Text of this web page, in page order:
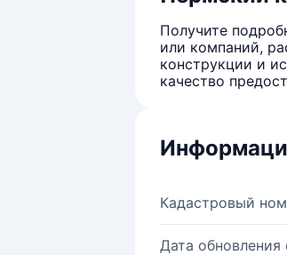
Получите
или компаний,
конструкции и
качество
Кадастровый
Дата обновления